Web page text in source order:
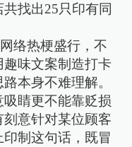
找出25只印有同
络热梗盛行，不
味文案制造打卡
本身不难理解。
睛更不能靠贬损
意针对某位顾客
制这句话，既冒